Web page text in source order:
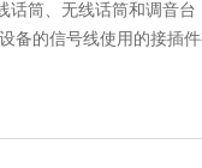
话筒、无线话筒和调音台
备的信号线使用的接插